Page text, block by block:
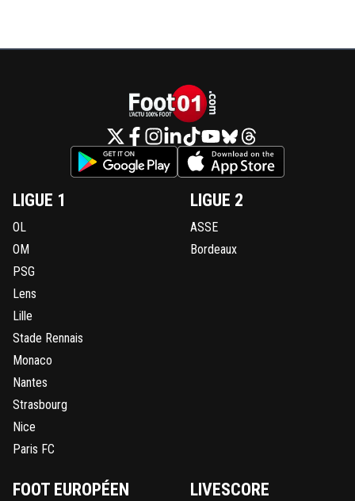
LIGUE 1
OL
OM
PSG
Lens
Lille
Stade Rennais
Monaco
Nantes
Strasbourg
Nice
Paris FC
LIGUE 2
ASSE
Bordeaux
FOOT EUROPÉEN LIVESCORE